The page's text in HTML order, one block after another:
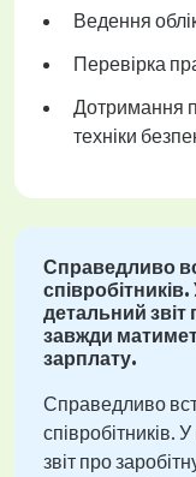
Ведення
Перевірка
Дотримання
техніки
Справедливо
детальний звіт
завжди
зарплату.
Справедливо
звіт про